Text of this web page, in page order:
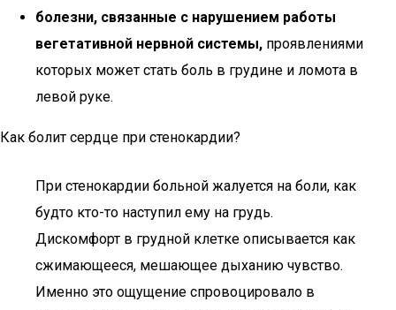
болезни, связанные с нарушением работы
вегетативной нервной системы, проявлениями
которых может стать боль в грудине и ломота в
левой руке.
Как болит сердце при стенокардии?
При стенокардии больной жалуется на боли, как
будто кто-то наступил ему на грудь.
Дискомфорт в грудной клетке описывается как
сжимающееся, мешающее дыханию чувство.
Именно это ощущение спровоцировало в